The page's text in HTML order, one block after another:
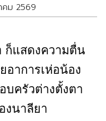
คม 2569
ก็แสดงความตื่น
อาการเห่อน้อง
ครัวต่างตั้งตา
งนาลียา